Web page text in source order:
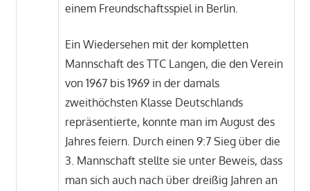
einem Freundschaftsspiel in Berlin.
Ein Wiedersehen mit der kompletten
Mannschaft des TTC Langen, die den Verein
von 1967 bis 1969 in der damals
zweithöchsten Klasse Deutschlands
repräsentierte, konnte man im August des
Jahres feiern. Durch einen 9:7 Sieg über die
3. Mannschaft stellte sie unter Beweis, dass
man sich auch nach über dreißig Jahren an